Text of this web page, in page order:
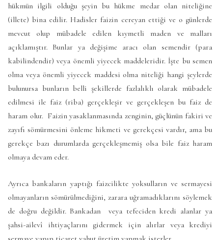
hükmün ilgili olduğu şeyin bu hükme medar olan niteliğine
(illete) bina edilir. Hadisler faizin cereyan ettiği ve o günlerde
mevcut olup mübadele edilen kıymetli maden ve malları
açıklamıştır. Bunlar ya değişime aracı olan semendir (para
kabilindendir) veya önemli yiyecek maddeleridir. İşte bu semen
olma veya önemli yiyecek maddesi olma niteliği hangi şeylerde
bulunursa bunların belli şekillerde fazlalıklı olarak mübadele
edilmesi ile faiz (riba) gerçekleşir ve gerçekleşen bu faiz de
haram olur. Faizin yasaklanmasında zenginin, güçlünün fakiri ve
zayıfı sömürmesini önleme hikmeti ve gerekçesi vardır, ama bu
gerekçe bazı durumlarda gerçekleşmemiş olsa bile faiz haram
olmaya devam eder.
Ayrıca bankaların yaptığı faizcilikte yoksulların ve sermayesi
olmayanların sömürülmediğini, zarara uğramadıklarını söylemek
de doğru değildir. Bankadan veya tefeciden kredi alanlar ya
şahsi-ailevî ihtiyaçlarını gidermek için alırlar veya krediyi